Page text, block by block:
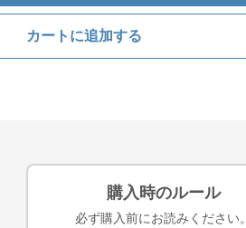
カートに追加する
購入時のルール
必ず購入前にお読みください。